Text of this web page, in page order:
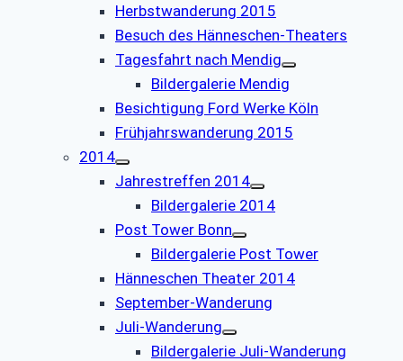
Herbstwanderung 2015
Besuch des Hänneschen-Theaters
Tagesfahrt nach Mendig
Bildergalerie Mendig
Besichtigung Ford Werke Köln
Frühjahrswanderung 2015
2014
Jahrestreffen 2014
Bildergalerie 2014
Post Tower Bonn
Bildergalerie Post Tower
Hänneschen Theater 2014
September-Wanderung
Juli-Wanderung
Bildergalerie Juli-Wanderung